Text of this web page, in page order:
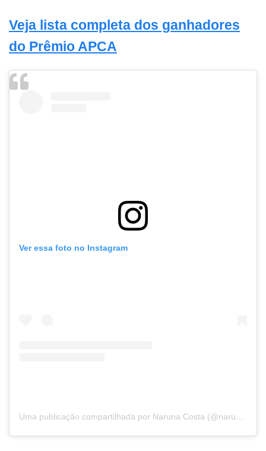
Veja lista completa dos ganhadores
do Prêmio APCA
Ver essa foto no Instagram
Uma publicação compartilhada por Naruna Costa (@narunacosta)